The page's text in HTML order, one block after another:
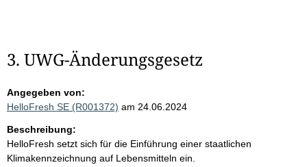
3. UWG-Änderungsgesetz
Angegeben von:
HelloFresh SE (R001372) am 24.06.2024
Beschreibung:
HelloFresh setzt sich für die Einführung einer staatlichen
Klimakennzeichnung auf Lebensmitteln ein.